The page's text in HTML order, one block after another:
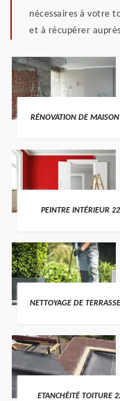
nécessaires à votre
et à récupérer
RÉNOVATION DE
PEINTRE INTÉRIEUR 22
NETTOYAGE DE
ETANCHÉITÉ TOITURE